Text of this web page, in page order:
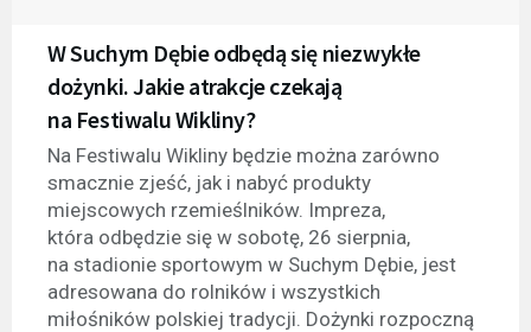
W Suchym Dębie odbędą się niezwykłe
dożynki. Jakie atrakcje czekają
na Festiwalu Wikliny?
Na Festiwalu Wikliny będzie można zarówno
smacznie zjeść, jak i nabyć produkty
miejscowych rzemieślników. Impreza,
która odbędzie się w sobotę, 26 sierpnia,
na stadionie sportowym w Suchym Dębie, jest
adresowana do rolników i wszystkich
miłośników polskiej tradycji. Dożynki rozpoczną